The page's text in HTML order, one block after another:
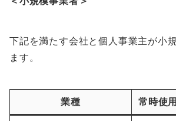
下記を満たす会社と個人事業主が小
ます。
業種 常時使